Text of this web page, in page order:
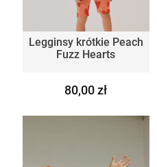
Legginsy krótkie Peach
Fuzz Hearts
80,00 zł